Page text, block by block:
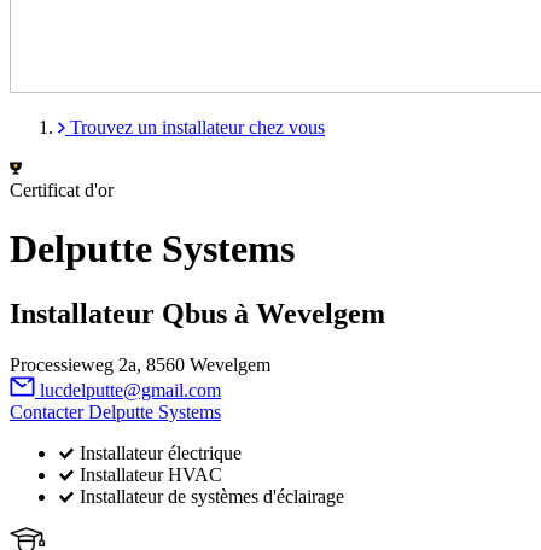
Trouvez un installateur chez vous
Certificat d'or
Delputte Systems
Installateur Qbus à Wevelgem
Processieweg 2a, 8560 Wevelgem
lucdelputte@gmail.com
Contacter Delputte Systems
Installateur électrique
Installateur HVAC
Installateur de systèmes d'éclairage